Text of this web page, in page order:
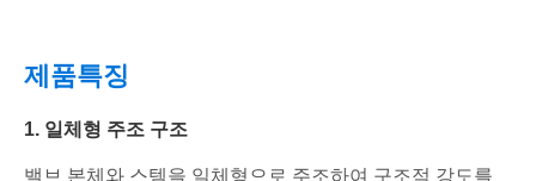
제품특징
1. 일체형 주조 구조
밸브 본체와 스템을 일체형으로 주조하여 구조적 강도를